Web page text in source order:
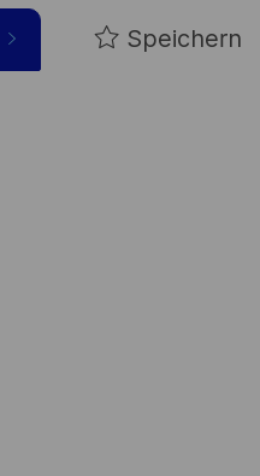
Speichern